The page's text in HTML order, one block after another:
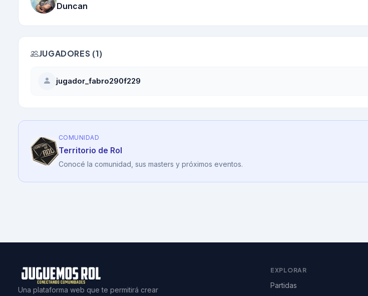
Duncan
JUGADORES (1)
jugador_fabro290f229
COMUNIDAD
Territorio de Rol
Conocé la comunidad, sus masters y próximos eventos.
Una plataforma web que te permitirá crear
EXPLORAR
Partidas